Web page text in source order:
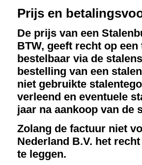
Prijs en
De prijs van een
BTW, geeft recht op
bestelbaar via de
bestelling van een
niet gebruikte
verleend en eventuele
jaar na aankoop van de
Zolang de factuur niet
Nederland B.V. het
te leggen.